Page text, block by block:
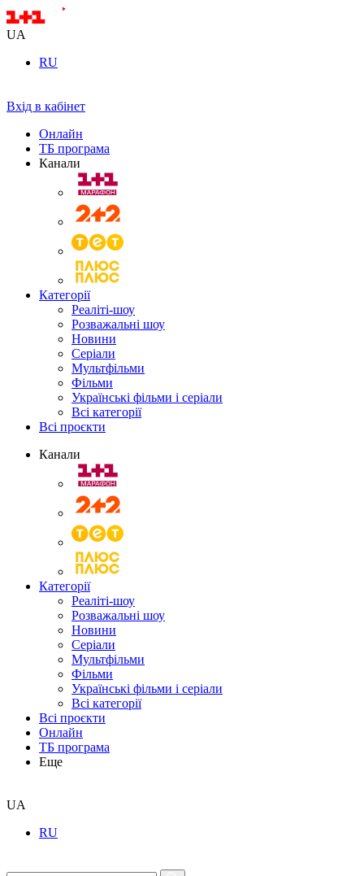
UA
RU
Вхід в кабінет
Онлайн
ТБ програма
Канали
Категорії
Реаліті-шоу
Розважальні шоу
Новини
Серіали
Мультфільми
Фільми
Українські фільми і серіали
Всі категорії
Всі проєкти
Канали
Категорії
Реаліті-шоу
Розважальні шоу
Новини
Серіали
Мультфільми
Фільми
Українські фільми і серіали
Всі категорії
Всі проєкти
Онлайн
ТБ програма
Еще
UA
RU